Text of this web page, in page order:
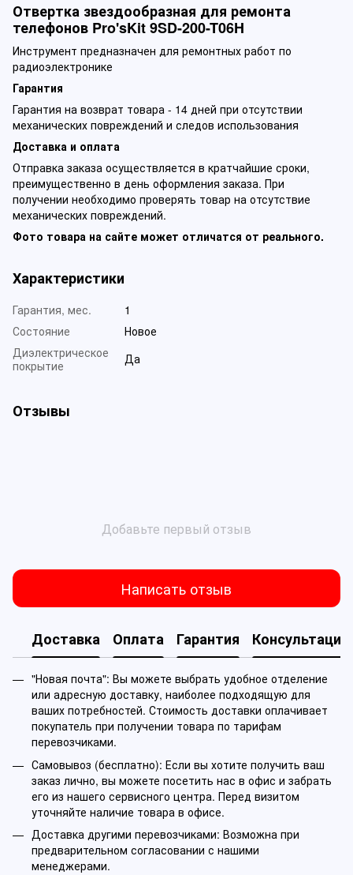
Отвертка звездообразная для ремонта
телефонов Pro'sKit 9SD-200-T06H
Инструмент предназначен для ремонтных работ по
радиоэлектронике
Гарантия
Гарантия на возврат товара - 14 дней при отсутствии
механических повреждений и следов использования
Доставка и оплата
Отправка заказа осуществляется в кратчайшие сроки,
преимущественно в день оформления заказа. При
получении необходимо проверять товар на отсутствие
механических повреждений.
Фото товара на сайте может отличатся от реального.
Характеристики
Гарантия, мес.
1
Состояние
Новое
Диэлектрическое
покрытие
Да
Отзывы
Добавьте первый отзыв
Написать отзыв
Доставка Оплата Гарантия Консультация
"Новая почта": Вы можете выбрать удобное отделение
или адресную доставку, наиболее подходящую для
ваших потребностей. Стоимость доставки оплачивает
покупатель при получении товара по тарифам
перевозчиками.
Самовывоз (бесплатно): Если вы хотите получить ваш
заказ лично, вы можете посетить нас в офис и забрать
его из нашего сервисного центра. Перед визитом
уточняйте наличие товара в офисе.
Доставка другими перевозчиками: Возможна при
предварительном согласовании с нашими
менеджерами.